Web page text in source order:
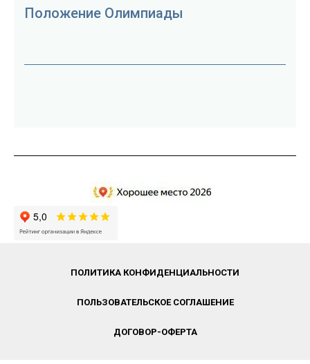
ПОЛИТИКА КОНФИДЕНЦИАЛЬНОСТИ
ПОЛЬЗОВАТЕЛЬСКОЕ СОГЛАШЕНИЕ
ДОГОВОР-ОФЕРТА